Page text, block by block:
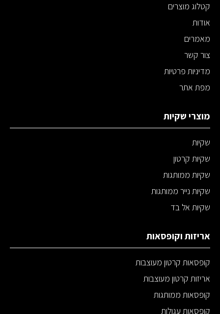
קטלוג מוצרים
אודות
מאמרים
צור קשר
מדיניות פרטיות
מפת אתר
מוצרי שקיות
שקיות
שקיות קרטון
שקיות ממותגות
שקיות נייר ממותגות
שקיות אל בד
אריזות וקופסאות
קופסאות קרטון מעוצבות
אריזות קרטון מעוצבות
קופסאות ממותגות
קופסאות עגולות